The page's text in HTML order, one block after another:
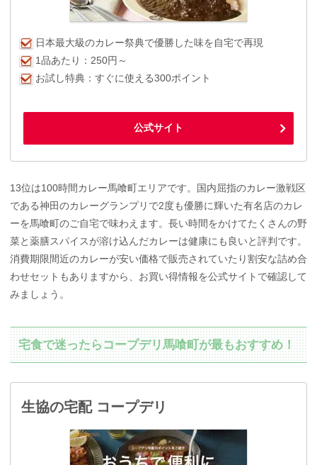
日本最大級のカレー祭典で優勝した味を自宅で再現
1品あたり：250円～
お試し特典：すぐに使える300ポイント
公式サイト
13位は100時間カレー馬喰町エリアです。国内屈指のカレー激戦区
である神田のカレーグランプリで2度も優勝に輝いた有名店のカレ
ーを馬喰町のご自宅で味わえます。長い時間をかけてたくさんの野
菜と薬膳スパイスが溶け込んだカレーは健康にも良いと評判です。
消費期限間近のカレーが安い価格で販売されていたり割安な詰め合
わせセットもありますから、お買い得情報を公式サイトで確認して
みましょう。
宅食で迷ったらコープデリ馬喰町が最もおすすめ！
生協の宅配 コープデリ